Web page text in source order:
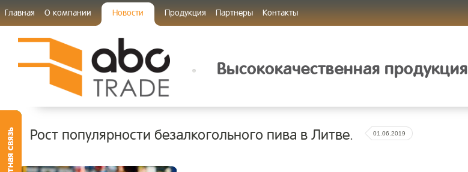
Главная О компании Новости Продукция Партнеры Контакты
Высококачественная
Рост популярности безалкогольного пива в Литве. 01.06.2019